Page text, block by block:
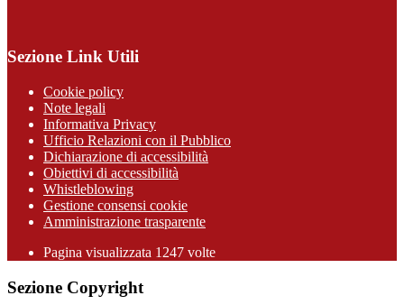
Sezione Link Utili
Cookie policy
Note legali
Informativa Privacy
Ufficio Relazioni con il Pubblico
Dichiarazione di accessibilità
Obiettivi di accessibilità
Whistleblowing
Gestione consensi cookie
Amministrazione trasparente
Pagina visualizzata 1247 volte
Sezione Copyright